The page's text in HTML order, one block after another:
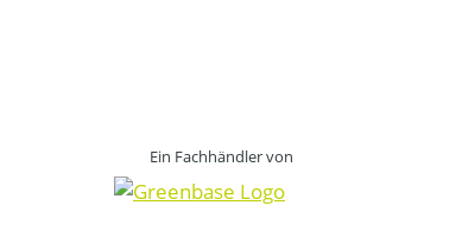
Ein Fachhändler von